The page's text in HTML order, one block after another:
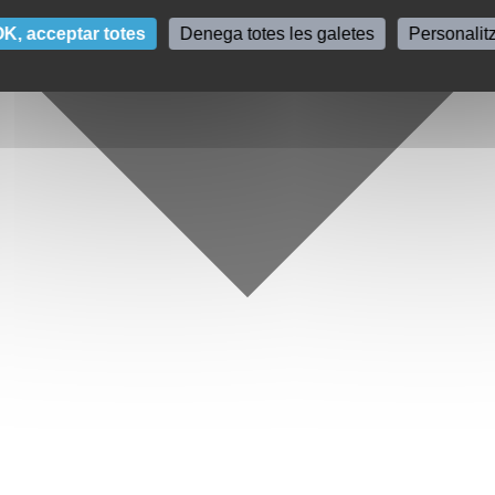
acceptar totes Denega totes les galetes